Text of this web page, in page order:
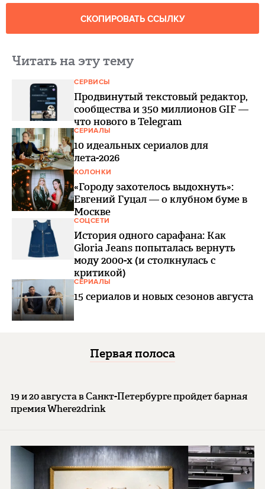
СКОПИРОВАТЬ ССЫЛКУ
Читать на эту тему
СЕРВИСЫ
Продвинутый текстовый редактор,
сообщества и 350 миллионов GIF —
что нового в Telegram
СЕРИАЛЫ
10 идеальных сериалов для
лета-2026
КОЛОНКИ
«Городу захотелось выдохнуть»:
Евгений Гуцал — о клубном буме в
Москве
СОЦСЕТИ
История одного сарафана: Как
Gloria Jeans попыталась вернуть
моду 2000-х (и столкнулась с
критикой)
СЕРИАЛЫ
15 сериалов и новых сезонов августа
Первая полоса
19 и 20 августа в Санкт-Петербурге пройдет барная
премия Where2drink